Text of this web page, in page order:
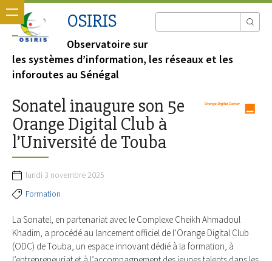
OSIRIS
Observatoire sur
les systèmes d’information, les réseaux et les
inforoutes au Sénégal
Sonatel inaugure son 5e
Orange Digital Club à
l’Université de Touba
lundi 3 novembre 2025
Formation
La Sonatel, en partenariat avec le Complexe Cheikh Ahmadoul
Khadim, a procédé au lancement officiel de l’Orange Digital Club
(ODC) de Touba, un espace innovant dédié à la formation, à